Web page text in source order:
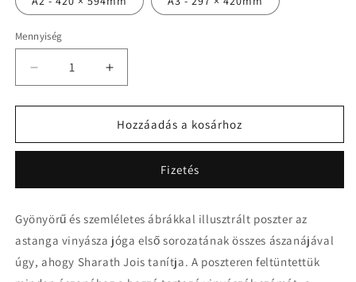
Mennyiség
Mennyiség
Astanga
Vinyásza
Jóga
(első
csökkentése
Astanga
Vinyásza
Jóga
poszter
(első
mennyiségének
növelése
Hozzáadás a kosárhoz
Fizetés
Gyönyörű és szemléletes ábrákkal illusztrált poszter az
astanga vinyásza jóga első sorozatának összes ászanájával
úgy, ahogy Sharath Jois tanítja. A poszteren feltüntettük